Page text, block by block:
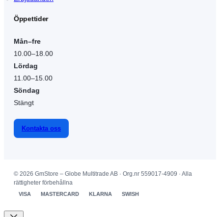
Öppettider
Mån–fre
10.00–18.00
Lördag
11.00–15.00
Söndag
Stängt
Kontakta oss
© 2026 GmStore – Globe Multitrade AB · Org.nr 559017-4909 · Alla
rättigheter förbehållna
VISA MASTERCARD KLARNA SWISH